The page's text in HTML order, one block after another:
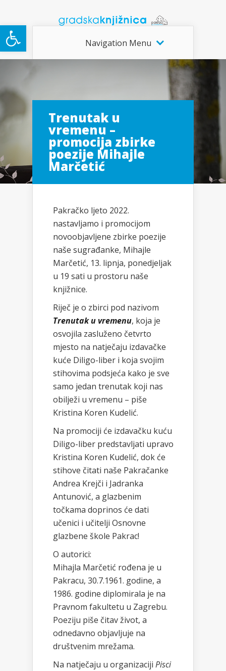
Open toolbar
Navigation Menu
Trenutak u
vremenu –
promocija zbirke
poezije Mihajle
Marčetić
Pakračko ljeto 2022.
nastavljamo i promocijom
novoobjavljene zbirke poezije
naše sugrađanke, Mihajle
Marčetić, 13. lipnja, ponedjeljak
u 19 sati u prostoru naše
knjižnice.
Riječ je o zbirci pod nazivom
Trenutak u vremenu, koja je
osvojila zasluženo četvrto
mjesto na natječaju izdavačke
kuće Diligo-liber i koja svojim
stihovima podsjeća kako je sve
samo jedan trenutak koji nas
obilježi u vremenu – piše
Kristina Koren Kudelić.
Na promociji će izdavačku kuću
Diligo-liber predstavljati upravo
Kristina Koren Kudelić, dok će
stihove čitati naše Pakračanke
Andrea Krejči i Jadranka
Antunović, a glazbenim
točkama doprinos će dati
učenici i učitelji Osnovne
glazbene škole Pakrac!
O autorici:
Mihajla Marčetić rođena je u
Pakracu, 30.7.1961. godine, a
1986. godine diplomirala je na
Pravnom fakultetu u Zagrebu.
Poeziju piše čitav život, a
odnedavno objavljuje na
društvenim mrežama.
Na natječaju u organizaciji Pisci